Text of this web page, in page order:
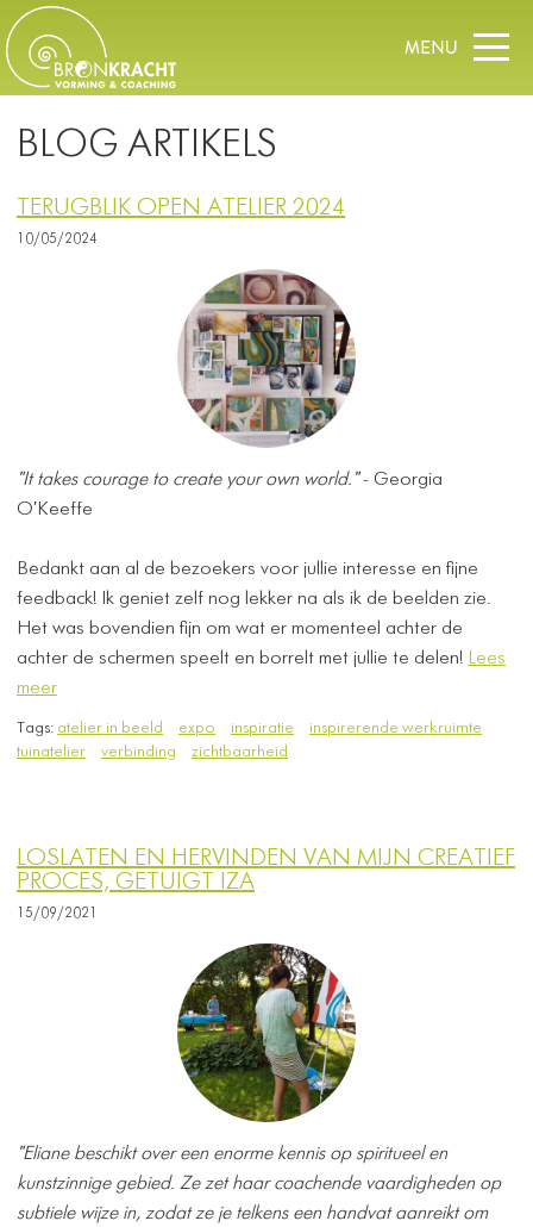
BLOG ARTIKELS
TERUGBLIK OPEN ATELIER 2024
10/05/2024
"It takes courage to create your own world."- Georgia
O'Keeffe
Bedankt aan al de bezoekers voor jullie interesse en fijne
feedback! Ik geniet zelf nog lekker na als ik de beelden zie. ​
Het was bovendien fijn om wat er momenteel achter de
achter de schermen speelt en borrelt met jullie te delen! Lees
meer
Tags: atelier in beeld expo inspiratie
inspirerende werkruimte
tuinatelier
verbinding zichtbaarheid
LOSLATEN EN HERVINDEN VAN MIJN CREATIEF
PROCES, GETUIGT IZA
15/09/2021
"Eliane beschikt over een enorme kennis op spiritueel en
kunstzinnige gebied. Ze zet haar coachende vaardigheden op
subtiele wijze in, zodat ze je telkens een handvat aanreikt om